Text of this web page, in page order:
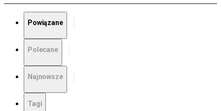
Powiązane
Polecane
Najnowsze
Tagi